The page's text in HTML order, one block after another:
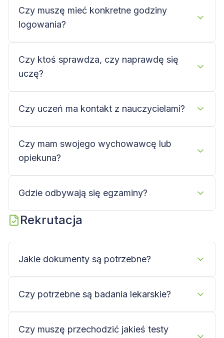
Czy muszę mieć konkretne godziny
logowania?
Czy ktoś sprawdza, czy naprawdę się
uczę?
Czy uczeń ma kontakt z nauczycielami?
Czy mam swojego wychowawcę lub
opiekuna?
Gdzie odbywają się egzaminy?
Rekrutacja
Jakie dokumenty są potrzebne?
Czy potrzebne są badania lekarskie?
Czy muszę przechodzić jakieś testy